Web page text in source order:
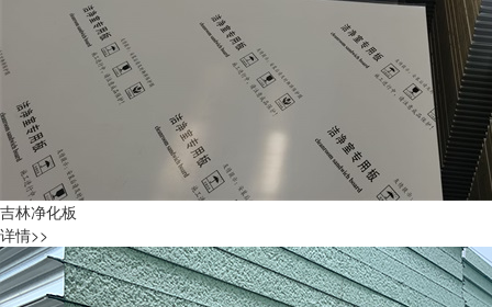
吉林净化板
详情>>